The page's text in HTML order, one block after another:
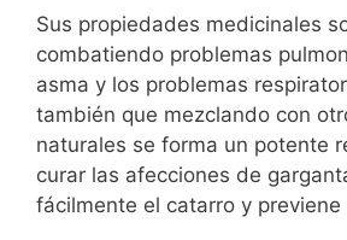
Sus propiedades medicinales
combatiendo problemas
asma y los problemas
también que mezclando con
naturales se forma un potente
curar las afecciones de
fácilmente el catarro y previene